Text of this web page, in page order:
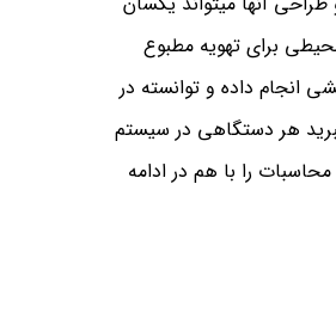
برای تهویه مطبوع
انجام داده و توانسته در
هر دستگاهی در سیستم
را با هم در ادامه